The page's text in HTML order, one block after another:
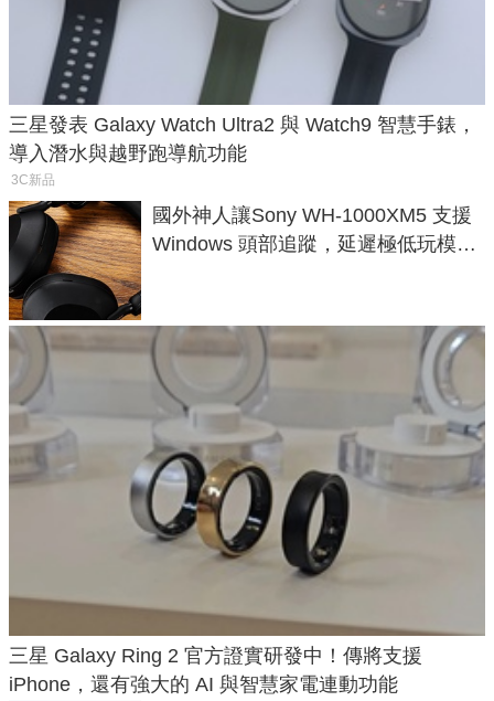
三星發表 Galaxy Watch Ultra2 與 Watch9 智慧手錶，
導入潛水與越野跑導航功能
3C新品
國外神人讓Sony WH-1000XM5 支援
Windows 頭部追蹤，延遲極低玩模擬
三星 Galaxy Ring 2 官方證實研發中！傳將支援
iPhone，還有強大的 AI 與智慧家電連動功能